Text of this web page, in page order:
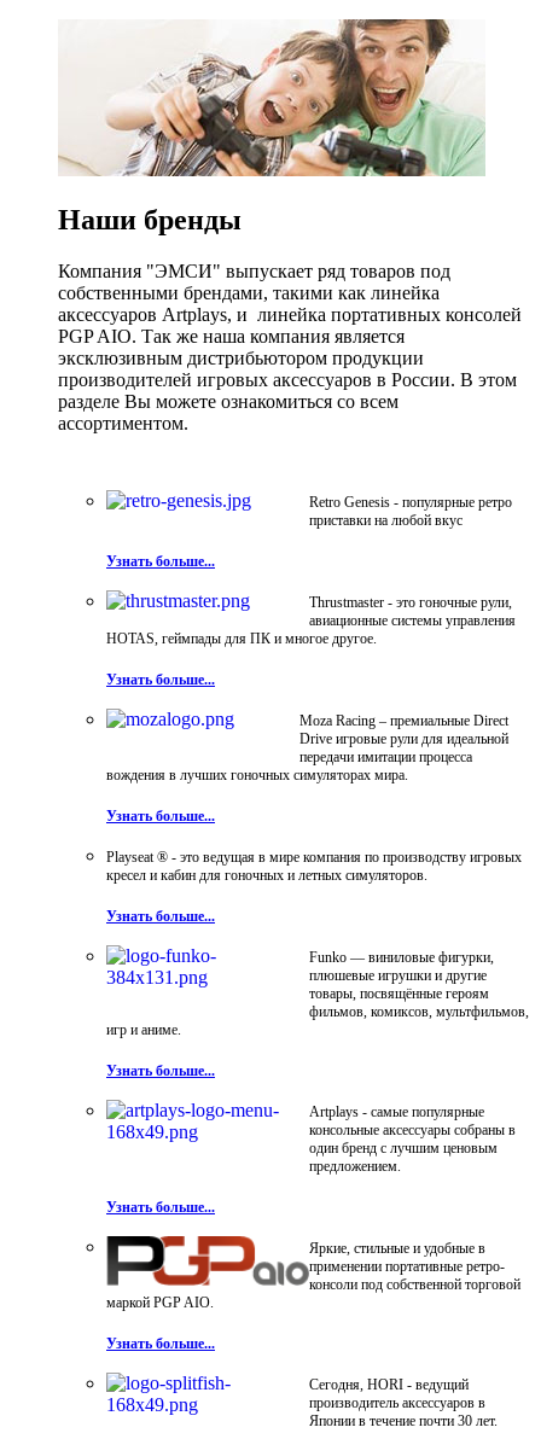
Наши бренды
Компания "ЭМСИ" выпускает ряд товаров под
собственными брендами, такими как линейка
аксессуаров Artplays, и линейка портативных консолей
PGP AIO. Так же наша компания является
эксклюзивным дистрибьютором продукции
производителей игровых аксессуаров в России. В этом
разделе Вы можете ознакомиться со всем
ассортиментом.
Retro Genesis - популярные ретро
приставки на любой вкус
Узнать больше...
Thrustmaster - это гоночные рули,
авиационные системы управления
HOTAS, геймпады для ПК и многое другое.
Узнать больше...
Moza Racing – премиальные Direct
Drive игровые рули для идеальной
передачи имитации процесса
вождения в лучших гоночных симуляторах мира.
Узнать больше...
Playseat ® - это ведущая в мире компания по производству игровых
кресел и кабин для гоночных и летных симуляторов.
Узнать больше...
Funko — виниловые фигурки,
плюшевые игрушки и другие
товары, посвящённые героям
фильмов, комиксов, мультфильмов,
игр и аниме.
Узнать больше...
Artplays - самые популярные
консольные аксессуары собраны в
один бренд с лучшим ценовым
предложением.
Узнать больше...
Яркие, стильные и удобные в
применении портативные ретро-
консоли под собственной торговой
маркой PGP AIO.
Узнать больше...
Сегодня, HORI - ведущий
производитель аксессуаров в
Японии в течение почти 30 лет.